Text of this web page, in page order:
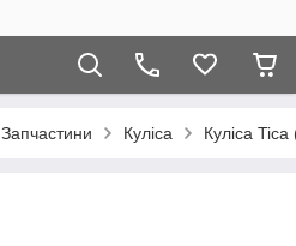
Запчастини Куліса Куліса